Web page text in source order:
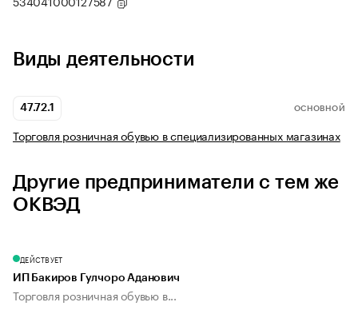
Виды деятельности
47.72.1 ОСНОВНОЙ
Торговля розничная обувью в специализированных магазинах
Другие предприниматели с тем же
ОКВЭД
ДЕЙСТВУЕТ
ИП Бакиров Гулчоро Аданович
Торговля розничная обувью в...